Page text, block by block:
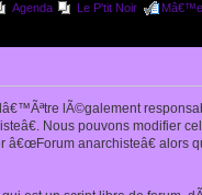
Agenda Le P'tit Noir
lÃ©galement
Nous pouvons modifier
anarchisteâ€ alors